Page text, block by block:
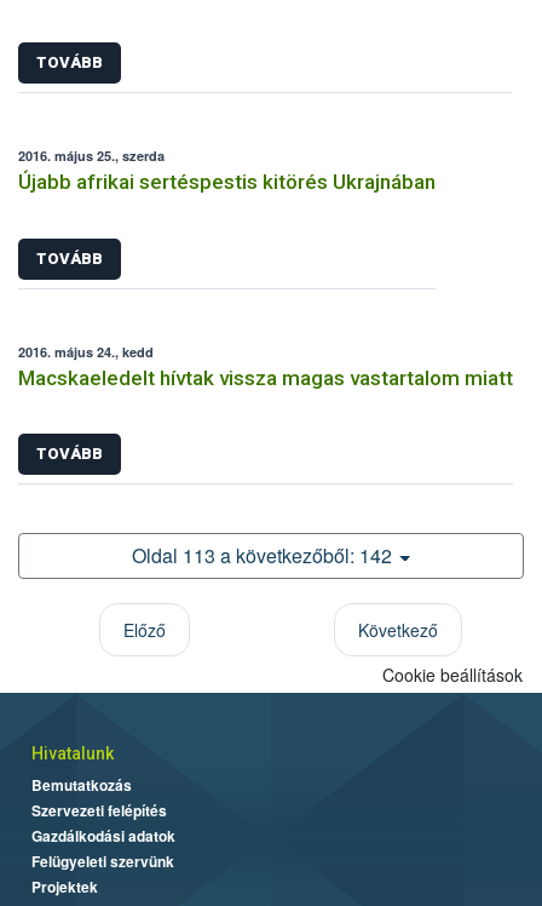
TOVÁBB
2016. május 25., szerda
Újabb afrikai sertéspestis kitörés Ukrajnában
TOVÁBB
2016. május 24., kedd
Macskaeledelt hívtak vissza magas vastartalom miatt
TOVÁBB
Oldal 113 a következőből: 142
Előző
Következő
Cookie beállítások
Hivatalunk
Bemutatkozás
Szervezeti felépítés
Gazdálkodási adatok
Felügyeleti szervünk
Projektek